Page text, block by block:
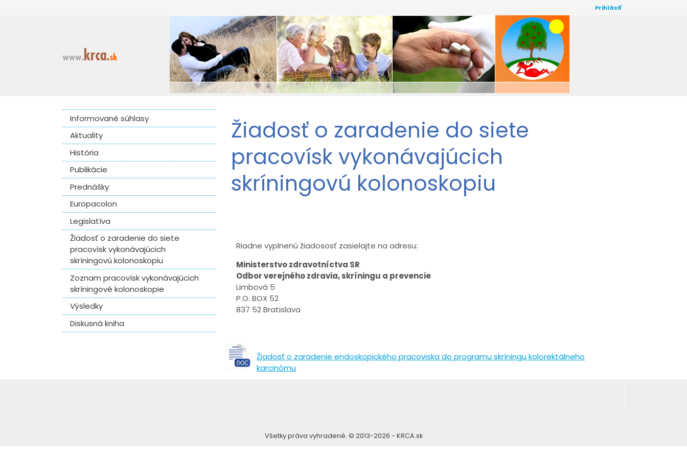
Prihlásiť
Informované súhlasy
Aktuality
História
Publikácie
Prednášky
Europacolon
Legislatíva
Žiadosť o zaradenie do siete
pracovísk vykonávajúcich
skríningovú kolonoskopiu
Zoznam pracovísk vykonávajúcich
skríningové kolonoskopie
Výsledky
Diskusná kniha
Žiadosť o zaradenie do siete
pracovísk vykonávajúcich
skríningovú kolonoskopiu
Riadne vyplnenú žiadososť zasielajte na adresu:
Ministerstvo zdravotníctva SR
Odbor verejného zdravia, skríningu a prevencie
Limbová 5
P.O. BOX 52
837 52 Bratislava
Žiadosť o zaradenie endoskopického pracoviska do programu skríningu kolorektálneho
karcinómu
Všetky práva vyhradené. © 2013-2026 - KRCA.sk